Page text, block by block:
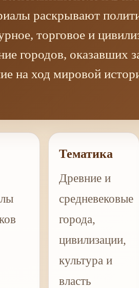
раскрывают
торговое и
городов, оказавших
на ход мировой
Тематика
Древние и
средневековые
города,
цивилизации,
культура и
власть